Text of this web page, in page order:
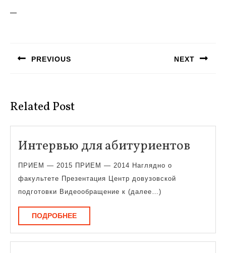
—
записям
PREVIOUS NEXT
Related Post
Интервью для абитуриентов
ПРИЕМ — 2015 ПРИЕМ — 2014 Наглядно о
факультете Презентация Центр довузовской
подготовки Видеообращение к (далее…)
ПОДРОБНЕЕПОДРОБНЕЕ